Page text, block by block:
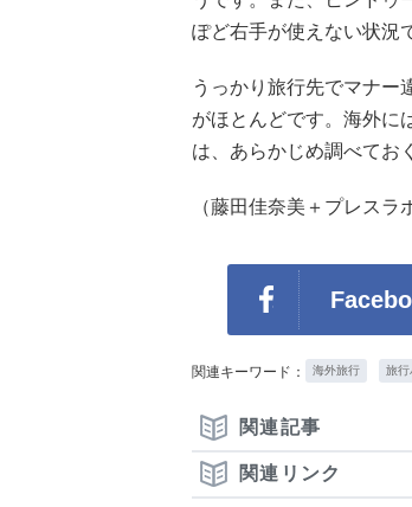
ぽど右手が使えない状況
うっかり旅行先でマナー
がほとんどです。海外に
は、あらかじめ調べてお
（藤田佳奈美＋プレスラ
関連キーワード： 海外旅行 旅行
関連記事
関連リンク